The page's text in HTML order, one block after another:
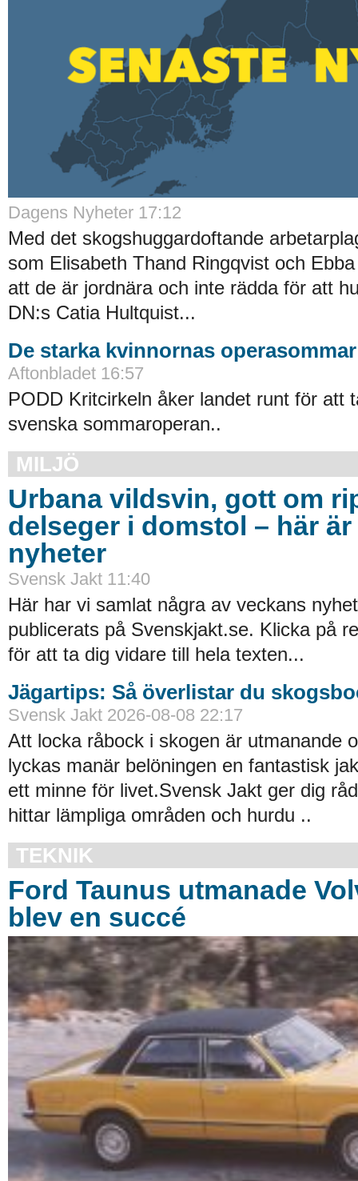
Dagens Nyheter 17:12
Med det skogshuggardoftande
som Elisabeth Thand Ringqvist och
att de är jordnära och inte rädda för att
DN:s Catia Hultquist...
De starka kvinnornas operasommar
Aftonbladet 16:57
PODD Kritcirkeln åker landet runt för att
svenska sommaroperan..
MILJÖ
Urbana vildsvin, gott om
delseger i domstol – här
nyheter
Svensk Jakt 11:40
Här har vi samlat några av veckans
publicerats på Svenskjakt.se. Klicka på
för att ta dig vidare till hela texten...
Jägartips: Så överlistar du
Svensk Jakt 2026-08-08 22:17
Att locka råbock i skogen är utmanande
lyckas manär belöningen en fantastisk
ett minne för livet.Svensk Jakt ger dig
hittar lämpliga områden och hurdu ..
TEKNIK
Ford Taunus utmanade
blev en succé